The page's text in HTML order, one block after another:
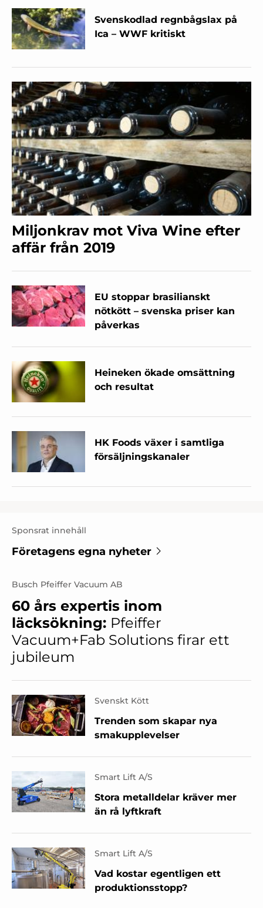
Svenskodlad regnbågslax på
Ica – WWF kritiskt
Miljonkrav mot Viva Wine efter
affär från 2019
EU stoppar brasilianskt
nötkött – svenska priser kan
påverkas
Heineken ökade omsättning
och resultat
HK Foods växer i samtliga
försäljningskanaler
Sponsrat innehåll
Företagens egna nyheter
Busch Pfeiffer Vacuum AB
60 års expertis inom
läcksökning: Pfeiffer
Vacuum+Fab Solutions firar ett
jubileum
Svenskt Kött
Trenden som skapar nya
smakupplevelser
Smart Lift A/S
Stora metalldelar kräver mer
än rå lyftkraft
Smart Lift A/S
Vad kostar egentligen ett
produktionsstopp?